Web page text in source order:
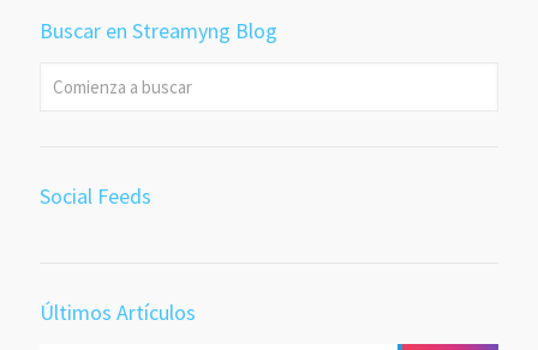
Buscar en Streamyng Blog
Social Feeds
Últimos Artículos